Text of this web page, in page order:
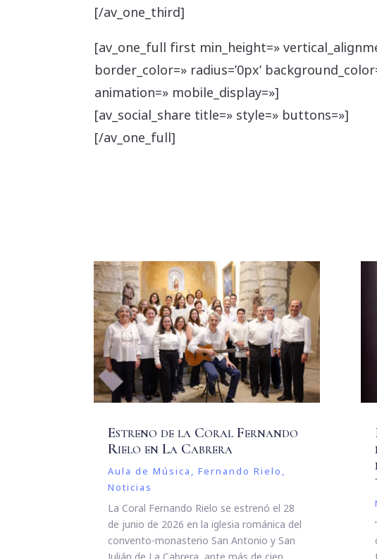
[/av_one_third]
[av_one_full first min_height=»
border_color=» radius=’0px’
animation=» mobile_display=»]
[av_social_share title=» style=» buttons=»]
[/av_one_full]
Estreno de la Coral Fernando
Rielo en La Cabrera
Aula de Música ,Fernando Rielo ,
Noticias
La Coral Fernando Rielo se estrenó el 28
de junio de 2026 en la iglesia románica del
convento-monasterio San Antonio y San